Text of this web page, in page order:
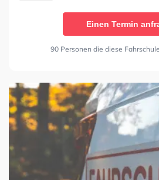
Einen Termin
90 Personen die diese